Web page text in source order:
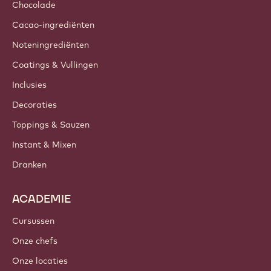
Over ons
Barry Callebaut Group
Contacteer ons
Nieuwsbrief
Waar te koop?
Noteningrediënten
Coatings & Vullingen
Inclusies
Decoraties